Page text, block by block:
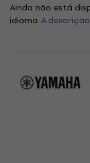
Ainda não está
idioma.A